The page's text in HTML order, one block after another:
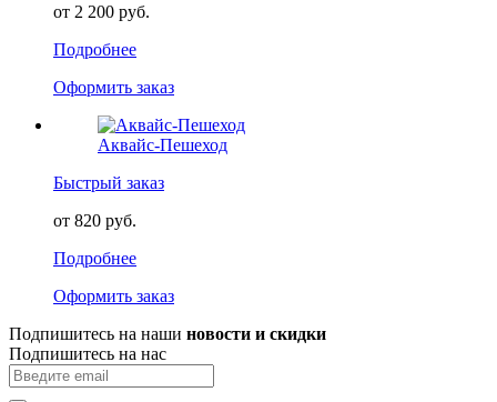
от 2 200 руб.
Подробнее
Оформить заказ
Аквайс-Пешеход
Быстрый заказ
от 820 руб.
Подробнее
Оформить заказ
Подпишитесь на наши новости и скидки
Подпишитесь на нас